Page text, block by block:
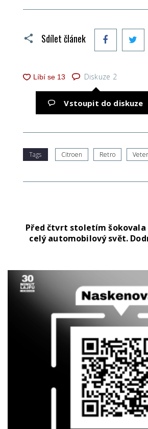
Sdílet článek
Diskuze 2
Vstoupit do diskuze
Tags Citroen Retro
Před čtvrt stoletím
celý automobilový svět.